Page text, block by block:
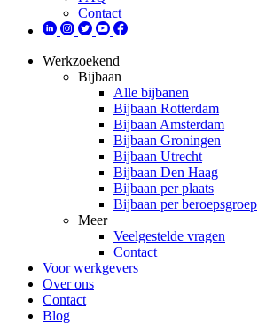
Contact
Werkzoekend
Bijbaan
Alle bijbanen
Bijbaan Rotterdam
Bijbaan Amsterdam
Bijbaan Groningen
Bijbaan Utrecht
Bijbaan Den Haag
Bijbaan per plaats
Bijbaan per beroepsgroep
Meer
Veelgestelde vragen
Contact
Voor werkgevers
Over ons
Contact
Blog